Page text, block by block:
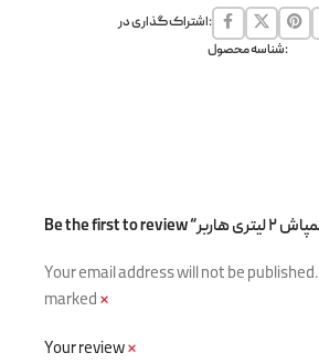
اشتراک گذاری در:
شناسه محصول:
Your email address will not be published.
marked*
Your review*